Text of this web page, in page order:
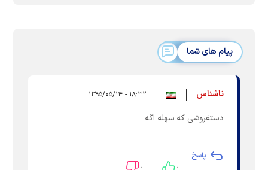
پیام های شما
ناشناس ۱۸:۳۲ - ۱۳۹۵/۰۵/۱۴
دستفروشی که سهله اگه
پاسخ
۰ ۰